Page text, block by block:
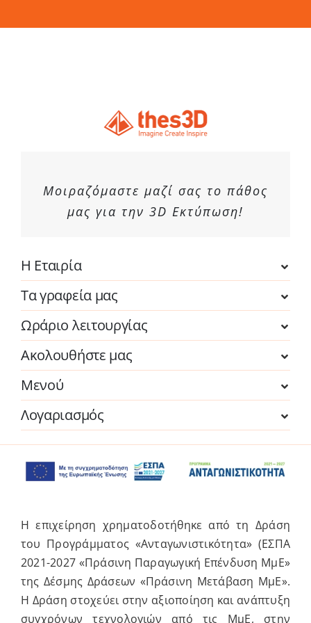
στη
Μοιραζόμαστε μαζί σας το πάθος
μας για την 3D Εκτύπωση!
Η Εταιρία
Τα γραφεία μας
Ωράριο λειτουργίας
Ακολουθήστε μας
Μενού
Λογαριασμός
Η επιχείρηση χρηματοδοτήθηκε από τη Δράση
του Προγράμματος «Ανταγωνιστικότητα» (ΕΣΠΑ
2021-2027 «Πράσινη Παραγωγική Επένδυση ΜμΕ»
της Δέσμης Δράσεων «Πράσινη Μετάβαση ΜμΕ».
Η Δράση στοχεύει στην αξιοποίηση και ανάπτυξη
συγχρόνων τεχνολογιών από τις ΜμΕ, στην